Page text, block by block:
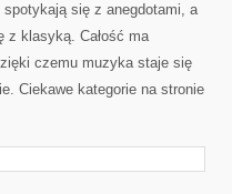
się z anegdotami, a
z klasyką. Całość ma
czemu muzyka staje się
Ciekawe kategorie na stronie